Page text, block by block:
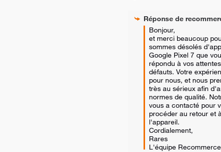
Réponse de
Bonjour,
et merci beaucoup
sommes désolés
Google Pixel 7 que
répondu à vos
défauts. Votre
pour nous, et nous
très au sérieux afin
normes de qualité.
vous a contacté pour
procéder au retour et
l'appareil.
Cordialement,
Rares
L'équipe Recommerce